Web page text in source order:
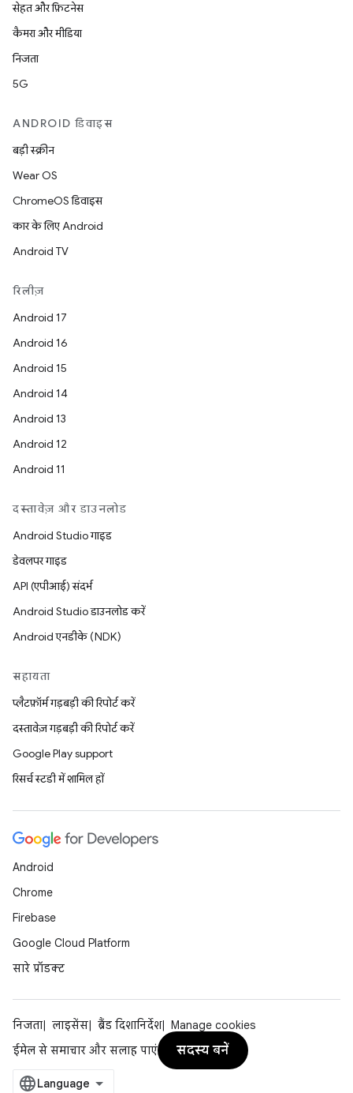
सेहत और फ़िटनेस
कैमरा और मीडिया
निजता
5G
ANDROID डिवाइस
बड़ी स्क्रीन
Wear OS
ChromeOS डिवाइस
कार के लिए Android
Android TV
रिलीज़
Android 17
Android 16
Android 15
Android 14
Android 13
Android 12
Android 11
दस्तावेज़ और डाउनलोड
Android Studio गाइड
डेवलपर गाइड
API (एपीआई) संदर्भ
Android Studio डाउनलोड करें
Android एनडीके (NDK)
सहायता
प्लैटफ़ॉर्म गड़बड़ी की रिपोर्ट करें
दस्तावेज़ गड़बड़ी की रिपोर्ट करें
Google Play support
रिसर्च स्टडी में शामिल हों
Android
Chrome
Firebase
Google Cloud Platform
सारे प्रॉडक्ट
निजता लाइसेंस ब्रैंड दिशानिर्देश
Manage cookies
ईमेल से समाचार और सलाह पाएं
सदस्य बनें